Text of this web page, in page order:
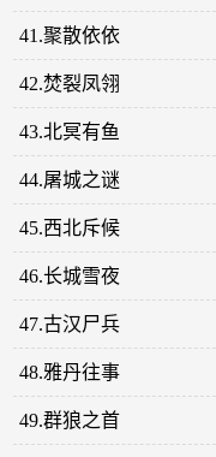
41.聚散依依
42.焚裂凤翎
43.北冥有鱼
44.屠城之谜
45.西北斥候
46.长城雪夜
47.古汉尸兵
48.雅丹往事
49.群狼之首